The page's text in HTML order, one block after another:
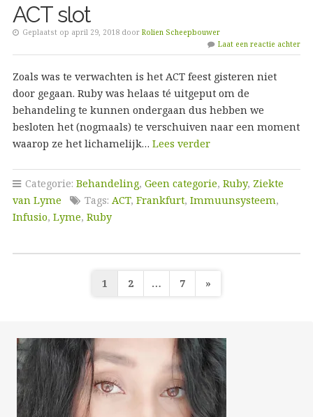
ACT slot
Geplaatst op april 29, 2018 door Rolien Scheepbouwer
Laat een reactie achter
Zoals was te verwachten is het ACT feest gisteren niet
door gegaan. Ruby was helaas té uitgeput om de
behandeling te kunnen ondergaan dus hebben we
besloten het (nogmaals) te verschuiven naar een moment
waarop ze het lichamelijk… Lees verder
Categorie: Behandeling, Geen categorie, Ruby, Ziekte
van Lyme
Tags: ACT, Frankfurt, Immuunsysteem,
Infusio, Lyme, Ruby
Berichten
1 2 … 7 »